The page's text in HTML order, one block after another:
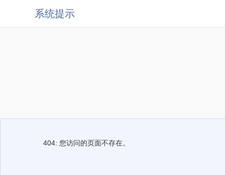
系统提示
404: 您访问的页面不存在。